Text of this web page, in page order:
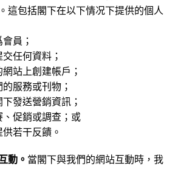
這包括閣下在以下情况下提供的個人
員；
任何資料；
站上創建帳戶；
服務或刊物；
發送營銷資訊；
、促銷或調查；或
若干反饋。
動。 當閣下與我們的網站互動時，我